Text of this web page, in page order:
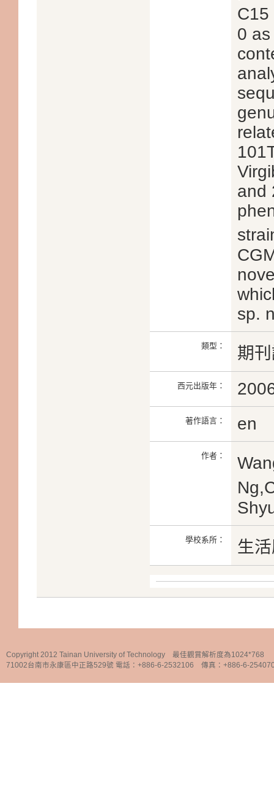
C15
0
and
sp.
類型： 期
西元出版年：
著作語言： en
作者：
學校系所： 生
Copyright 2012 Tainan University of Technology 最佳觀賞解析度為1024*768
71002台南市永康區中正路529號 電話：+886-6-2532106 傳真：+886-6-